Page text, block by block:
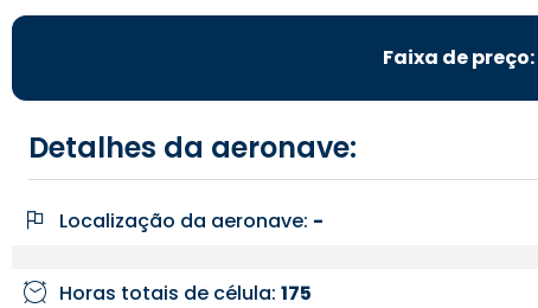
Faixa de preço:
Detalhes da aeronave:
Localização da aeronave: -
Horas totais de célula: 175